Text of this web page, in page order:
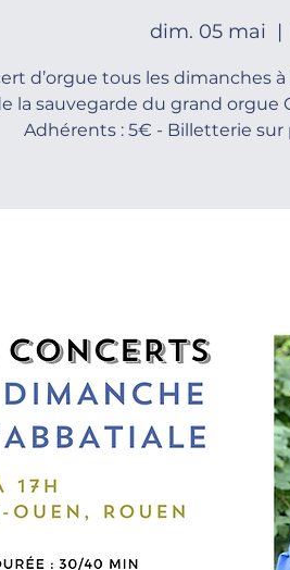
dim. 05 mai
  |
d’orgue tous les dimanches
la sauvegarde du grand orgue
Adhérents : 5€ - Billetterie sur